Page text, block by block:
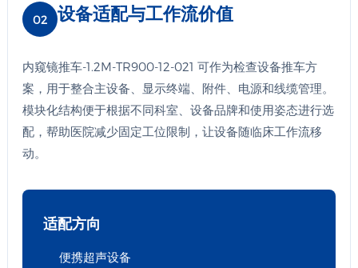
02 设备适配与工作流价值
内窥镜推车-1.2M-TR900-12-021 可作为检查设备推车方
案，用于整合主设备、显示终端、附件、电源和线缆管理。
模块化结构便于根据不同科室、设备品牌和使用姿态进行选
配，帮助医院减少固定工位限制，让设备随临床工作流移
动。
适配方向
便携超声设备